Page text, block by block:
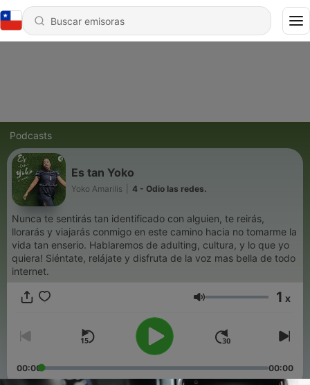
Podcasts
Es tan Yoko
Yoko Amarilis 4 - Odio las redes.
Nunca te sentirás tan identificado con alguien, te reirás,
llorarás y viajarás conmigo en este camino hacia no tomarme la
vida tan enserio. Hablaremos de adulting, cultura, y lo que yo
quiera! Siéntate, relájate y disfruta de la voz mas bella de todo
internet.
Volumen 1 x
00:00 00:00